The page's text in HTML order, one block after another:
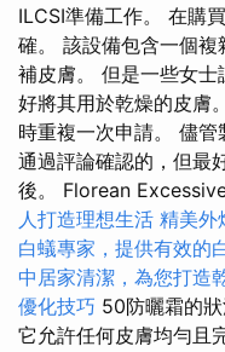
ILCSI準備工作。 在購
確。 該設備包含一個
補皮膚。 但是一些女
好將其用於乾燥的皮膚
時重複一次申請。 儘
通過評論確認的，但最
後。 Florean
人打造理想生活 精美外
白蟻專家，提供有效的
中居家清潔，為您打造
優化技巧 50防曬霜的狀
它允許任何皮膚均勻且